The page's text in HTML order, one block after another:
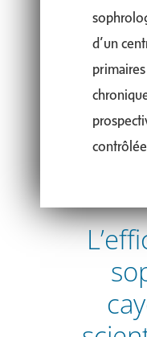
d’un
contrôlée